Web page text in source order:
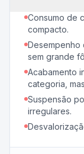
Consumo de
compacto.
Desempenho
sem grande
Acabamento
categoria,
Suspensão
irregulares.